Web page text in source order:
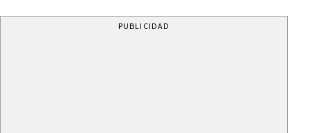
PUBLICIDAD